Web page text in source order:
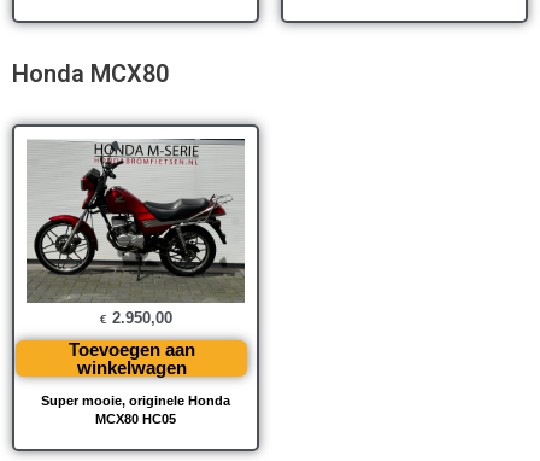
Honda MCX80
Super mooie, originele Honda
MCX80 HC05
€ 2.950,00
Toevoegen aan
winkelwagen